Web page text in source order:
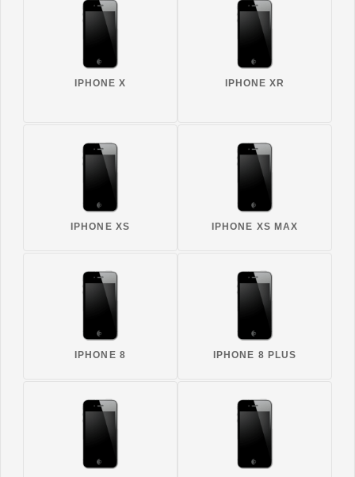
IPHONE X IPHONE XR
IPHONE XS IPHONE XS MAX
IPHONE 8 IPHONE 8 PLUS